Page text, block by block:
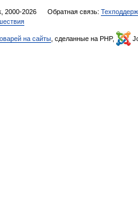
2000-2026 Обратная связь:
на сайты , сделанные на PHP,